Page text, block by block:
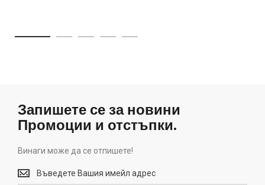
Запишете се за новини
Промоции и отстъпки.
Винаги може да се отпишете!
Винаги
може